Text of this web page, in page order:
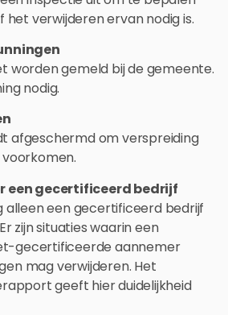
het verwijderen ervan nodig is.
worden gemeld bij de gemeente.
nodig.
afgeschermd om verspreiding
een gecertificeerd bedrijf
alleen een gecertificeerd bedrijf
zijn situaties waarin een
gecertificeerde aannemer
mag verwijderen. Het
geeft hier duidelijkheid